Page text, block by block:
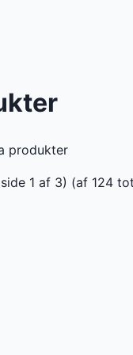
produkter
1 af 3) (af 124